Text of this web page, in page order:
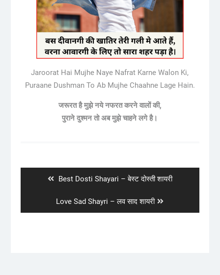
Jaroorat Hai Mujhe Naye Nafrat Karne Walon Ki,
Puraane Dushman To Ab Mujhe Chaahne Lage Hain.
जरूरत है मुझे नये नफरत करने वालों की,
पुराने दुश्मन तो अब मुझे चाहने लगे है।
Previous
Best Dosti Shayari – बेस्ट दोस्ती शायरी
Next
post:
Love Sad Shayri – लव साद शायरी